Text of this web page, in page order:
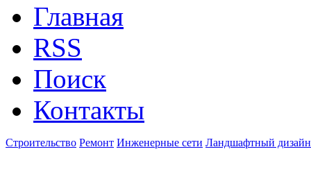
Главная
RSS
Поиск
Контакты
Строительство Ремонт Инженерные сети Ландшафтный дизайн